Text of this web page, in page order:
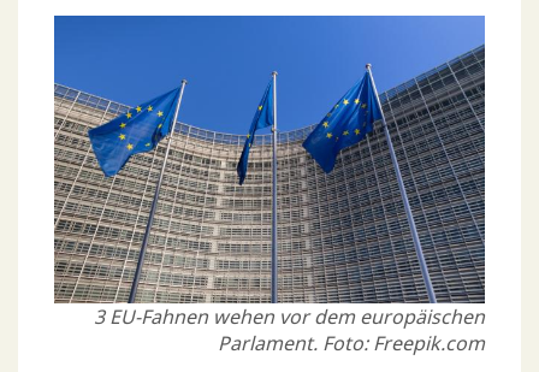
3 EU-Fahnen wehen vor dem europäischen
Parlament. Foto: Freepik.com